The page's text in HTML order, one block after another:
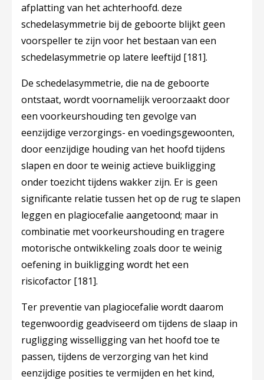
afplatting van het achterhoofd. deze
schedelasymmetrie bij de geboorte blijkt geen
voorspeller te zijn voor het bestaan van een
schedelasymmetrie op latere leeftijd [181].
De schedelasymmetrie, die na de geboorte
ontstaat, wordt voornamelijk veroorzaakt door
een voorkeurshouding ten gevolge van
eenzijdige verzorgings- en voedingsgewoonten,
door eenzijdige houding van het hoofd tijdens
slapen en door te weinig actieve buikligging
onder toezicht tijdens wakker zijn. Er is geen
significante relatie tussen het op de rug te slapen
leggen en plagiocefalie aangetoond; maar in
combinatie met voorkeurshouding en tragere
motorische ontwikkeling zoals door te weinig
oefening in buikligging wordt het een
risicofactor [181].
Ter preventie van plagiocefalie wordt daarom
tegenwoordig geadviseerd om tijdens de slaap in
rugligging wisselligging van het hoofd toe te
passen, tijdens de verzorging van het kind
eenzijdige posities te vermijden en het kind,